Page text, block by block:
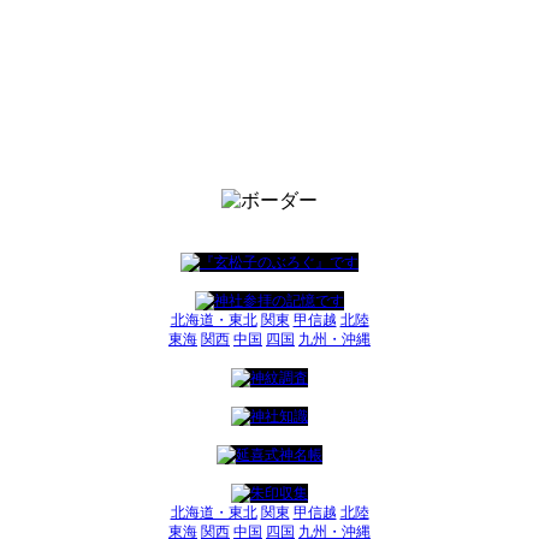
北海道・東北 関東 甲信越 北陸
東海 関西 中国 四国 九州・沖縄
北海道・東北 関東 甲信越 北陸
東海 関西 中国 四国 九州・沖縄